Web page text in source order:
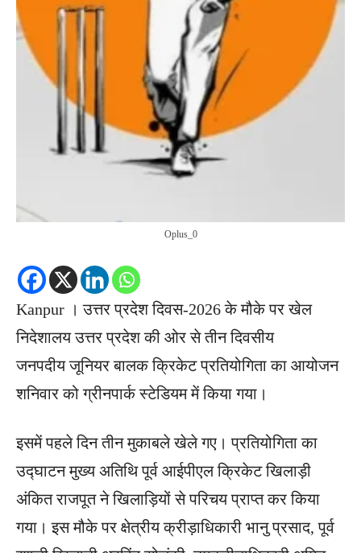
Oplus_0
Kanpur । उत्तर प्रदेश दिवस-2026 के मौके पर खेल
निदेशालय उत्तर प्रदेश की ओर से तीन दिवसीय
जनपदीय जूनियर बालक क्रिकेट प्रतियोगिता का आयोजन
शनिवार को ग्रीनपार्क स्टेडियम में किया गया।
इसमें पहले दिन तीन मुकाबले खेले गए। प्रतियोगिता का
उद्घाटन मुख्य अतिथि पूर्व आईपीएल क्रिकेट ​खिलाड़ी
अंकित राजपूत ने खिलाड़ियों से परिचय प्राप्त कर किया
गया। इस मौके पर क्षेत्रीय क्रीड़ा​धिकारी भानु प्रसाद, पूर्व